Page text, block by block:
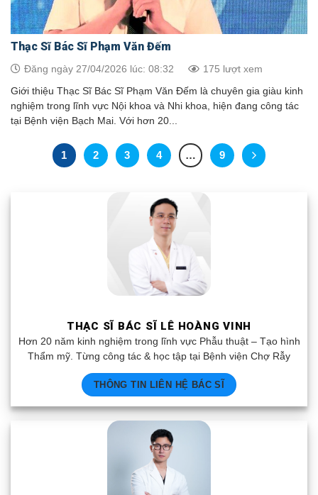
Thạc Sĩ Bác Sĩ Phạm Văn Đếm
Đăng ngày 27/04/2026 lúc: 08:32 175 lượt xem
Giới thiệu Thạc Sĩ Bác Sĩ Phạm Văn Đếm là chuyên gia giàu kinh
nghiệm trong lĩnh vực Nội khoa và Nhi khoa, hiện đang công tác
tại Bệnh viện Bạch Mai. Với hơn 20...
1 2 3 4 … 9
THẠC SĨ BÁC SĨ LÊ HOÀNG VINH
Hơn 20 năm kinh nghiệm trong lĩnh vực Phẫu thuật – Tạo hình
Thẩm mỹ. Từng công tác & học tập tại Bệnh viện Chợ Rẫy
THÔNG TIN LIÊN HỆ BÁC SĨ